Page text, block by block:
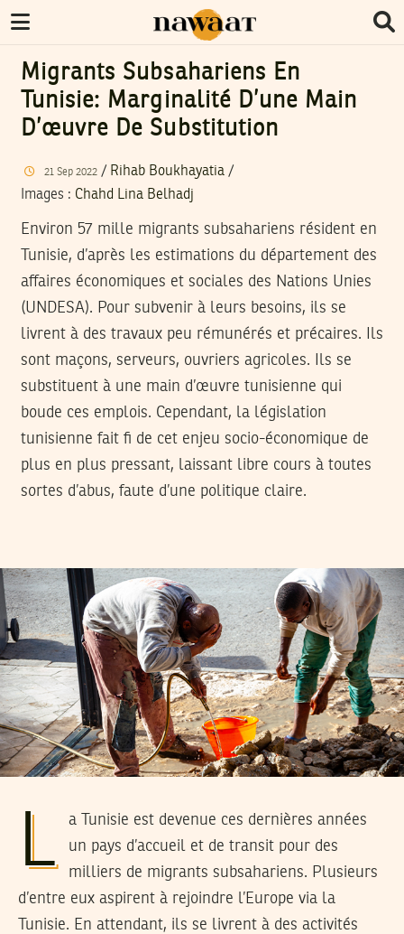
Migrants Subsahariens En
Tunisie: Marginalité D’une Main
D’œuvre De Substitution
21 Sep 2022/ Rihab Boukhayatia /
Images : Chahd Lina Belhadj
Environ 57 mille migrants subsahariens résident en
Tunisie, d’après les estimations du département des
affaires économiques et sociales des Nations Unies
(UNDESA). Pour subvenir à leurs besoins, ils se
livrent à des travaux peu rémunérés et précaires. Ils
sont maçons, serveurs, ouvriers agricoles. Ils se
substituent à une main d’œuvre tunisienne qui
boude ces emplois. Cependant, la législation
tunisienne fait fi de cet enjeu socio-économique de
plus en plus pressant, laissant libre cours à toutes
sortes d’abus, faute d’une politique claire.
L
a Tunisie est devenue ces dernières années
un pays d’accueil et de transit pour des
milliers de migrants subsahariens. Plusieurs
d’entre eux aspirent à rejoindre l’Europe via la
Tunisie. En attendant, ils se livrent à des activités